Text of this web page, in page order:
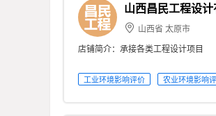
山西昌民工程设
山西省 太原市
店铺简介：承接各类工程设计项目
工业环境影响评价 农业环境影响